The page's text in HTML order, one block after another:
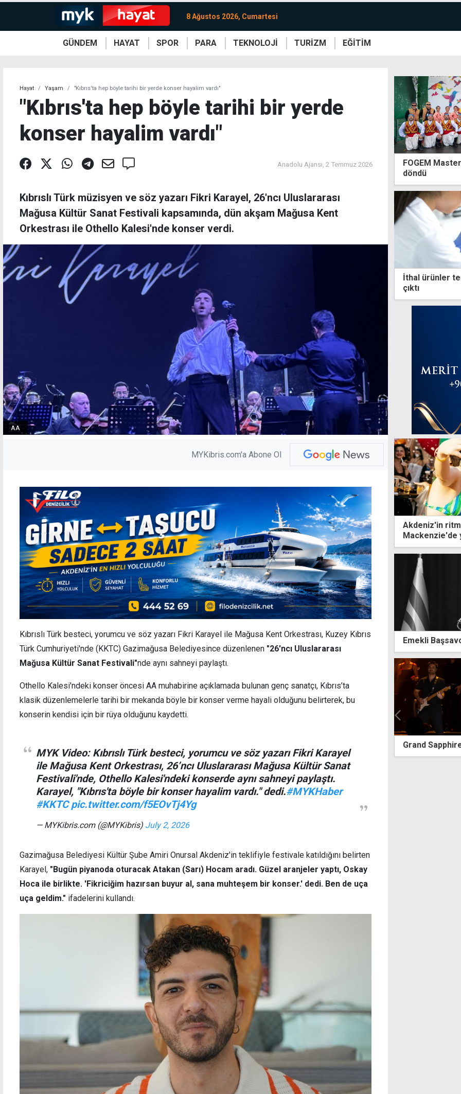
8 Ağustos 2026, Cumartesi
GÜNDEM HAYAT SPOR PARA TEKNOLOJİ TURİZM EĞİTİM
Hayat Yaşam "Kıbrıs'ta hep böyle tarihi bir yerde konser hayalim vardı"
"Kıbrıs'ta hep böyle tarihi bir yerde
konser hayalim vardı"
Anadolu Ajansı, 2 Temmuz 2026
Kıbrıslı Türk müzisyen ve söz yazarı Fikri Karayel, 26'ncı Uluslararası
Mağusa Kültür Sanat Festivali kapsamında, dün akşam Mağusa Kent
Orkestrası ile Othello Kalesi'nde konser verdi.
AA
MYKibris.com'a Abone Ol
Kıbrıslı Türk besteci, yorumcu ve söz yazarı Fikri Karayel ile Mağusa Kent Orkestrası, Kuzey Kıbrıs
Türk Cumhuriyeti'nde (KKTC) Gazimağusa Belediyesince düzenlenen "26'ncı Uluslararası
Mağusa Kültür Sanat Festivali"nde aynı sahneyi paylaştı.
Othello Kalesi'ndeki konser öncesi AA muhabirine açıklamada bulunan genç sanatçı, Kıbrıs’ta
klasik düzenlemelerle tarihi bir mekanda böyle bir konser verme hayali olduğunu belirterek, bu
konserin kendisi için bir rüya olduğunu kaydetti.
MYK Video: Kıbrıslı Türk besteci, yorumcu ve söz yazarı Fikri Karayel
ile Mağusa Kent Orkestrası, 26’ncı Uluslararası Mağusa Kültür Sanat
Festivali'nde, Othello Kalesi'ndeki konserde aynı sahneyi paylaştı.
Karayel, "Kıbrıs'ta böyle bir konser hayalim vardı." dedi.#MYKHaber
#KKTC pic.twitter.com/f5EOvTj4Yg
— MYKibris.com (@MYKibris) July 2, 2026
Gazimağusa Belediyesi Kültür Şube Amiri Onursal Akdeniz'in teklifiyle festivale katıldığını belirten
Karayel, "Bugün piyanoda oturacak Atakan (Sarı) Hocam aradı. Güzel aranjeler yaptı, Oskay
Hoca ile birlikte. 'Fikriciğim hazırsan buyur al, sana muhteşem bir konser.' dedi. Ben de uça
uça geldim." ifadelerini kullandı.
FOGEM
döndü
İthal ürünler
çıktı
Akdeniz'in
Mackenzie'de
Emekli
Mağusa'da ilk kalp damar cerrahisi ameliyatı
başarıyla gerçekleştirildi
Feza Aygın
Havalimanı'nda